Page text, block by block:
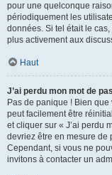
pour une quelconque
périodiquement les
données. Si tel était le
plus activement aux
Haut
J’ai perdu mon mot de
Pas de panique ! Bien
peut facilement être
et cliquer sur « J’ai perdu
devriez être en mesure de
Cependant, si vous ne
invitons à contacter un